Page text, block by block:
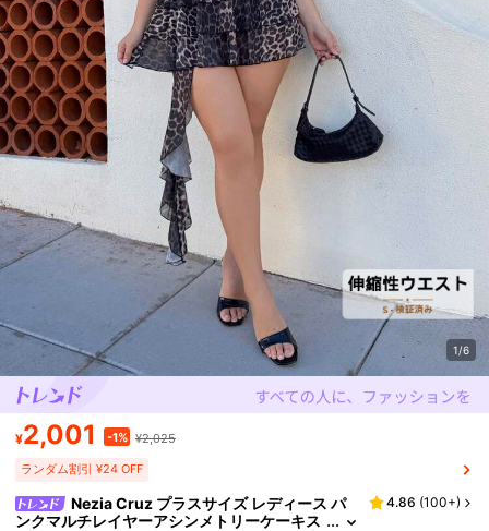
1/6
¥2,001 -1% ¥2,025
ランダム割引 ¥24 OFF
Nezia Cruz プラスサイズ レディース パ
ンクマルチレイヤーアシンメトリーケーキス
4.86 (100+)